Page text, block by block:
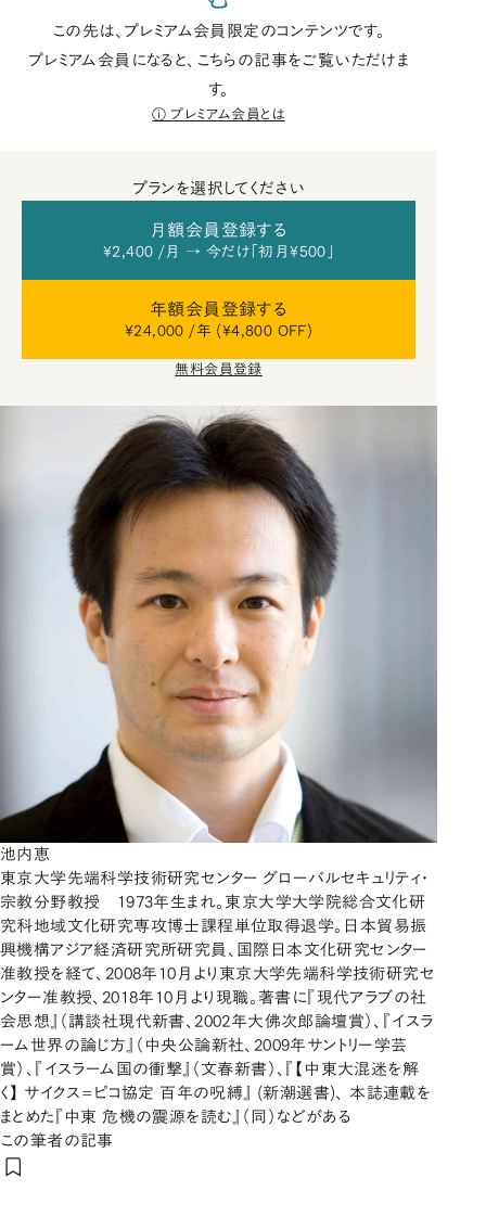
この先は、プレミアム会員限定のコンテンツです。
プレミアム会員になると、こちらの記事をご覧いただけま
す。
プレミアム会員とは
プランを選択してください
月額会員登録する
¥2,400 /月 → 今だけ「初月¥500」
年額会員登録する
¥24,000 /年 (¥4,800 OFF)
無料会員登録
池内恵
東京大学先端科学技術研究センター グローバルセキュリティ・
宗教分野教授 1973年生まれ。東京大学大学院総合文化研
究科地域文化研究専攻博士課程単位取得退学。日本貿易振
興機構アジア経済研究所研究員、国際日本文化研究センター
准教授を経て、2008年10月より東京大学先端科学技術研究セ
ンター准教授、2018年10月より現職。著書に『現代アラブの社
会思想』（講談社現代新書、2002年大佛次郎論壇賞）、『イスラ
ーム世界の論じ方』（中央公論新社、2009年サントリー学芸
賞）、『イスラーム国の衝撃』（文春新書）、『【中東大混迷を解
く】 サイクス=ピコ協定 百年の呪縛』 (新潮選書)、 本誌連載を
まとめた『中東 危機の震源を読む』（同）などがある
この筆者の記事